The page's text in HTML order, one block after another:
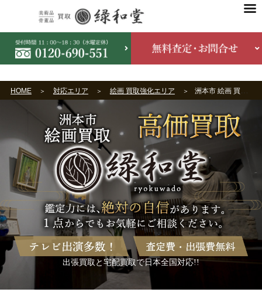
HOME 対応エリア 絵画 買取強化エリア 洲本市 絵画 買取
出張買取と宅配買取で日本全国対応!!